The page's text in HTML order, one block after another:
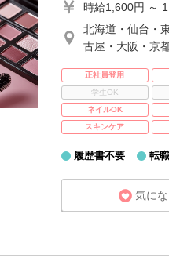
時給1,600円 ～
北海道・仙台・
古屋・大阪・京
正社員登用
学生OK
ネイルOK
スキンケア
履歴書不要 転
気に